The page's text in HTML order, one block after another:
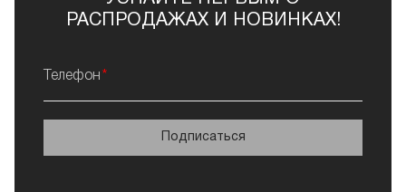
РАСПРОДАЖАХ И НОВИНКАХ!
Телефон
Подписаться